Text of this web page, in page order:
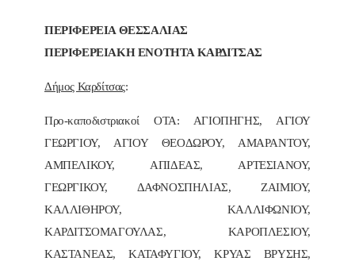
ΠΕΡΙΦΕΡΕΙΑ ΘΕΣΣΑΛΙΑΣ
ΠΕΡΙΦΕΡΕΙΑΚΗ ΕΝΟΤΗΤΑ ΚΑΡΔΙΤΣΑΣ
Δήμος Καρδίτσας:
Προ-καποδιστριακοί ΟΤΑ: ΑΓΙΟΠΗΓΗΣ, ΑΓΙΟΥ
ΓΕΩΡΓΙΟΥ, ΑΓΙΟΥ ΘΕΟΔΩΡΟΥ, ΑΜΑΡΑΝΤΟΥ,
ΑΜΠΕΛΙΚΟΥ, ΑΠΙΔΕΑΣ, ΑΡΤΕΣΙΑΝΟΥ,
ΓΕΩΡΓΙΚΟΥ, ΔΑΦΝΟΣΠΗΛΙΑΣ, ΖΑΙΜΙΟΥ,
ΚΑΛΛΙΘΗΡΟΥ, ΚΑΛΛΙΦΩΝΙΟΥ,
ΚΑΡΔΙΤΣΟΜΑΓΟΥΛΑΣ, ΚΑΡΟΠΛΕΣΙΟΥ,
ΚΑΣΤΑΝΕΑΣ, ΚΑΤΑΦΥΓΙΟΥ, ΚΡΥΑΣ ΒΡΥΣΗΣ,